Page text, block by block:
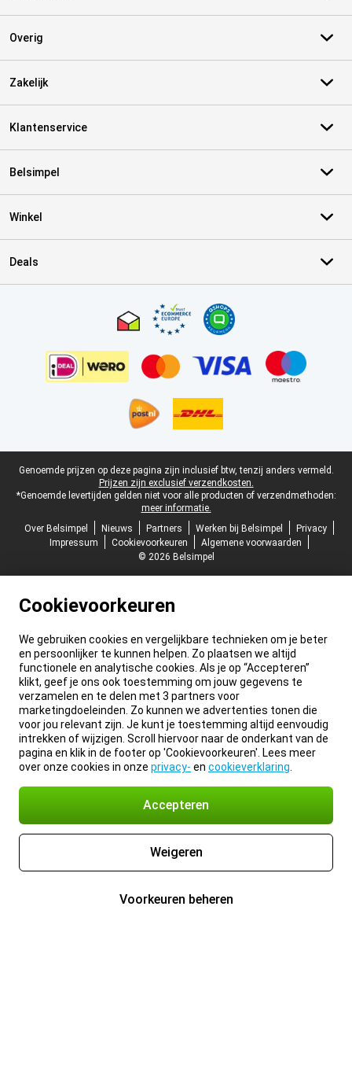
Overig
Zakelijk
Klantenservice
Belsimpel
Winkel
Deals
Juridische voettekst
Genoemde prijzen op deze pagina zijn inclusief btw, tenzij anders vermeld.
Prijzen zijn exclusief verzendkosten.
*Genoemde levertijden gelden niet voor alle producten of verzendmethoden:
meer informatie.
Over Belsimpel
Nieuws Partners Werken bij Belsimpel
Privacy
Impressum
Cookievoorkeuren
Algemene voorwaarden
© 2026 Belsimpel
Cookievoorkeuren
We gebruiken cookies en vergelijkbare technieken om je beter
en persoonlijker te kunnen helpen. Zo plaatsen we altijd
functionele en analytische cookies. Als je op “Accepteren”
klikt, geef je ons ook toestemming om jouw gegevens te
verzamelen en te delen met 3 partners voor
marketingdoeleinden. Zo kunnen we advertenties tonen die
voor jou relevant zijn. Je kunt je toestemming altijd eenvoudig
intrekken of wijzigen. Scroll hiervoor naar de onderkant van de
pagina en klik in de footer op 'Cookievoorkeuren'. Lees meer
over onze cookies in onze privacy- en cookieverklaring
Accepteren
Weigeren
Voorkeuren beheren